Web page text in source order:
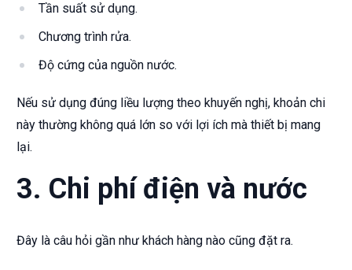
Tần suất sử dụng.
Chương trình rửa.
Độ cứng của nguồn nước.
Nếu sử dụng đúng liều lượng theo khuyến nghị, khoản chi
này thường không quá lớn so với lợi ích mà thiết bị mang
lại.
3. Chi phí điện và nước
Đây là câu hỏi gần như khách hàng nào cũng đặt ra.